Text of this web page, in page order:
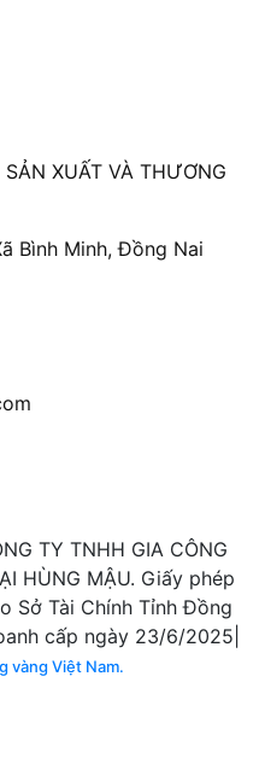
XUẤT VÀ THƯƠNG
Bình Minh, Đồng Nai
TY TNHH GIA CÔNG
HÙNG MẬU. Giấy phép
Sở Tài Chính Tỉnh Đồng
cấp ngày 23/6/2025|
vàng Việt Nam.